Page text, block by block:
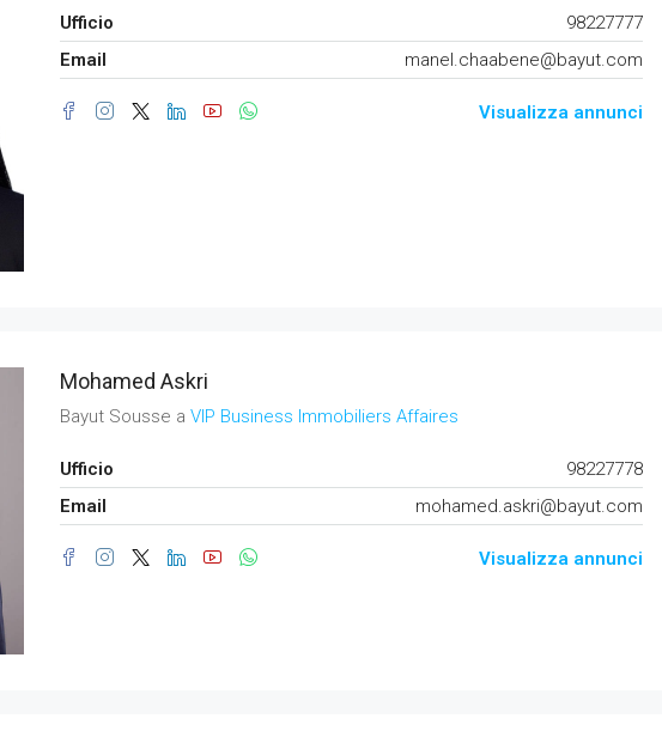
Ufficio
98227777
Email
manel.chaabene@bayut.com
Visualizza annunci
Mohamed Askri
Bayut Sousse a VIP Business Immobiliers Affaires
Ufficio
98227778
Email
mohamed.askri@bayut.com
Visualizza annunci